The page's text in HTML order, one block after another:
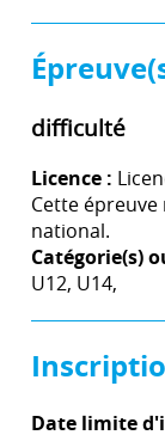
difficulté
Licence :
Cette
national.
Catégorie(s)
U12, U14,
Date limite